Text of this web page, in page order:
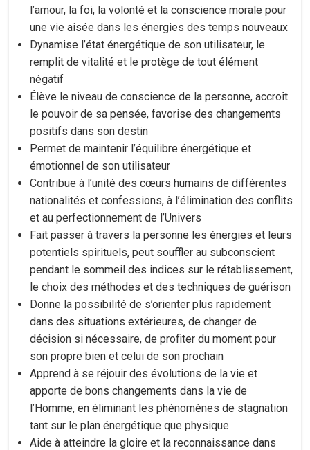
l’amour, la foi, la volonté et la conscience morale pour
une vie aisée dans les énergies des temps nouveaux
Dynamise l’état énergétique de son utilisateur, le
remplit de vitalité et le protège de tout élément
négatif
Élève le niveau de conscience de la personne, accroît
le pouvoir de sa pensée, favorise des changements
positifs dans son destin
Permet de maintenir l’équilibre énergétique et
émotionnel de son utilisateur
Contribue à l’unité des cœurs humains de différentes
nationalités et confessions, à l’élimination des conflits
et au perfectionnement de l’Univers
Fait passer à travers la personne les énergies et leurs
potentiels spirituels, peut souffler au subconscient
pendant le sommeil des indices sur le rétablissement,
le choix des méthodes et des techniques de guérison
Donne la possibilité de s’orienter plus rapidement
dans des situations extérieures, de changer de
décision si nécessaire, de profiter du moment pour
son propre bien et celui de son prochain
Apprend à se réjouir des évolutions de la vie et
apporte de bons changements dans la vie de
l’Homme, en éliminant les phénomènes de stagnation
tant sur le plan énergétique que physique
Aide à atteindre la gloire et la reconnaissance dans